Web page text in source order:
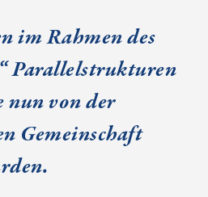
im Rahmen des
Parallelstrukturen
nun von der
Gemeinschaft